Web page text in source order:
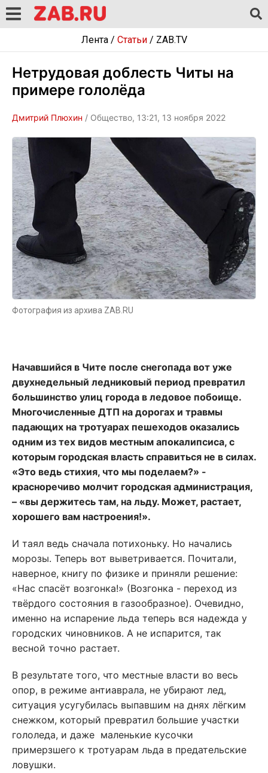
Лента/ Статьи/ ZAB.TV
Нетрудовая доблесть Читы на
примере гололёда
Дмитрий Плюхин / Общество, 13:21, 13 ноября 2022
Фотография из архива ZAB.RU
Начавшийся в Чите после снегопада вот уже
двухнедельный ледниковый период превратил
большинство улиц города в ледовое побоище.
Многочисленные ДТП на дорогах и травмы
падающих на тротуарах пешеходов оказались
одним из тех видов местным апокалипсиса, с
которым городская власть справиться не в силах.
«Это ведь стихия, что мы поделаем?» -
красноречиво молчит городская администрация,
– «вы держитесь там, на льду. Может, растает,
хорошего вам настроения!».
И таял ведь сначала потихоньку. Но начались
морозы. Теперь вот выветривается. Почитали,
наверное, книгу по физике и приняли решение:
«Нас спасёт возгонка!» (Возгонка - переход из
твёрдого состояния в газообразное). Очевидно,
именно на испарение льда теперь вся надежда у
городских чиновников. А не испарится, так
весной точно растает.
В результате того, что местные власти во весь
опор, в режиме антиаврала, не убирают лед,
ситуация усугубилась выпавшим на днях лёгким
снежком, который превратил большие участки
гололеда, и даже маленькие кусочки
примерзшего к тротуарам льда в предательские
ловушки.